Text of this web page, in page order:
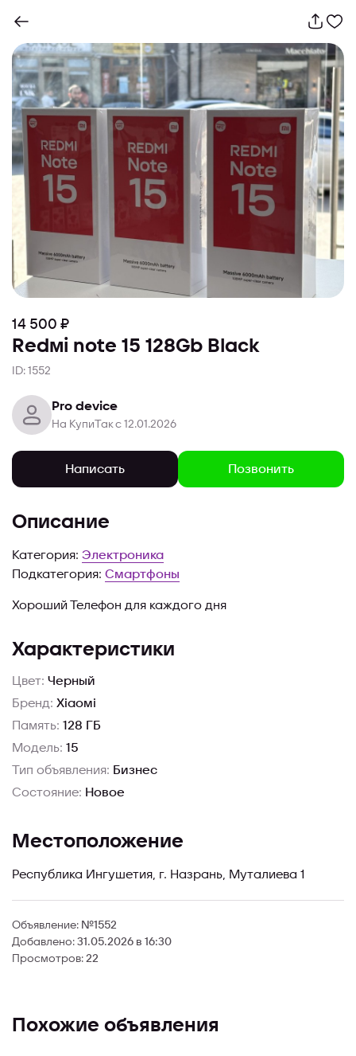
14 500 ₽
Redmi note 15 128Gb Black
ID: 1552
Pro device
На КупиТак с 12.01.2026
Написать Позвонить
Описание
Категория: Электроника
Подкатегория: Смартфоны
Хороший Телефон для каждого дня
Характеристики
Цвет: Черный
Бренд: Xiaomi
Память: 128 ГБ
Модель: 15
Тип объявления: Бизнес
Состояние: Новое
Местоположение
Республика Ингушетия, г. Назрань, Муталиева 1
Объявление: №1552
Добавлено: 31.05.2026 в 16:30
Просмотров: 22
Похожие объявления